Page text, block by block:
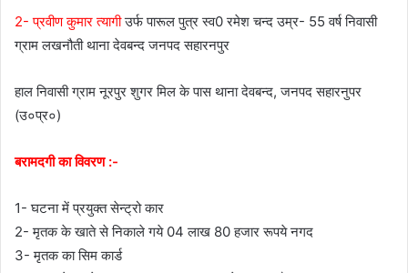
2- प्रवीण कुमार त्यागीउर्फ पारूल पुत्र स्व0 रमेश चन्द उम्र- 55 वर्ष निवासी
ग्राम लखनौती थाना देवबन्द जनपद सहारनपुर
हाल निवासी ग्राम नूरपुर शुगर मिल के पास थाना देवबन्द, जनपद सहारनुपर
(उ०प्र०)
बरामदगी का विवरण :-
1- घटना में प्रयुक्त सेन्ट्रो कार
2- मृतक के खाते से निकाले गये 04 लाख 80 हजार रूपये नगद
3- मृतक का सिम कार्ड